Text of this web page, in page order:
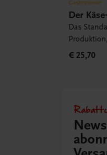
Gastronomie
Der
Das
€ 25,70